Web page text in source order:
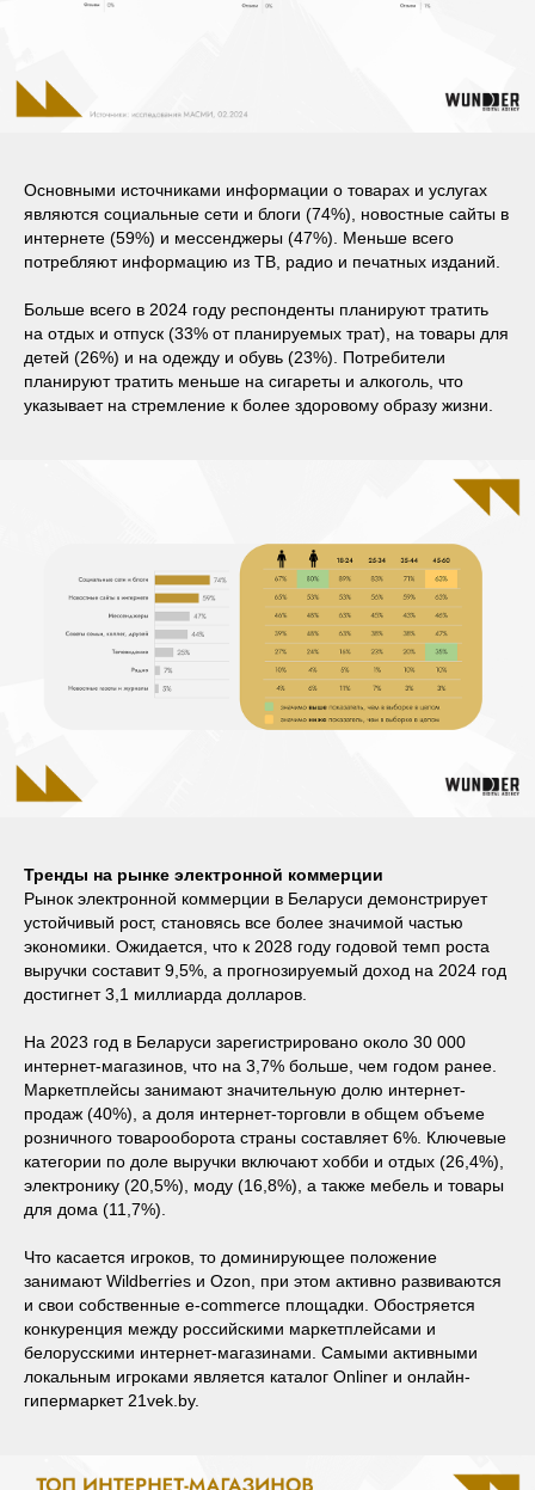
Основными источниками информации о товарах и услугах
являются социальные сети и блоги (74%), новостные сайты в
интернете (59%) и мессенджеры (47%). Меньше всего
потребляют информацию из ТВ, радио и печатных изданий.
Больше всего в 2024 году респонденты планируют тратить
на отдых и отпуск (33% от планируемых трат), на товары для
детей (26%) и на одежду и обувь (23%). Потребители
планируют тратить меньше на сигареты и алкоголь, что
указывает на стремление к более здоровому образу жизни.
Тренды на рынке электронной коммерции
Рынок электронной коммерции в Беларуси демонстрирует
устойчивый рост, становясь все более значимой частью
экономики. Ожидается, что к 2028 году годовой темп роста
выручки составит 9,5%, а прогнозируемый доход на 2024 год
достигнет 3,1 миллиарда долларов.
На 2023 год в Беларуси зарегистрировано около 30 000
интернет-магазинов, что на 3,7% больше, чем годом ранее.
Маркетплейсы занимают значительную долю интернет-
продаж (40%), а доля интернет-торговли в общем объеме
розничного товарооборота страны составляет 6%. Ключевые
категории по доле выручки включают хобби и отдых (26,4%),
электронику (20,5%), моду (16,8%), а также мебель и товары
для дома (11,7%).
Что касается игроков, то доминирующее положение
занимают Wildberries и Ozon, при этом активно развиваются
и свои собственные e-commerce площадки. Обостряется
конкуренция между российскими маркетплейсами и
белорусскими интернет-магазинами. Самыми активными
локальным игроками является каталог Onliner и онлайн-
гипермаркет 21vek.by.